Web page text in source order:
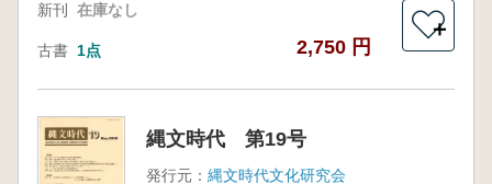
新刊 在庫なし
古書 1点 2,750 円
＋
縄文時代 第19号
発行元： 縄文時代文化研究会